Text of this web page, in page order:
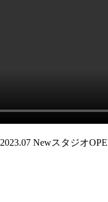
2023.07 Newスタジオ